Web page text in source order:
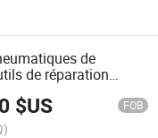
de
de réparation
$US FOB